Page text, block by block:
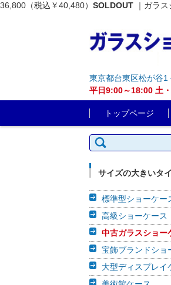
36,800（税込￥40,480） SOLDOUT ｜ガラ
東京都台東区松が谷
平日9:00～18:00 土
トップページ
検索:
サイズの大きいタ
標準型ショーケー
高級ショーケース
中古ガラスショー
宝飾ブランドショ
大型ディスプレイ